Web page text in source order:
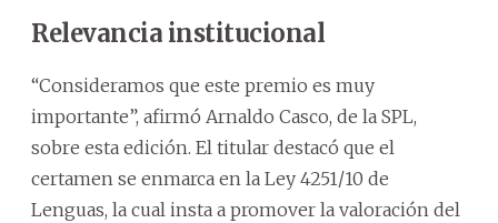
Relevancia institucional
“Consideramos que este premio es muy
importante”, afirmó Arnaldo Casco, de la SPL,
sobre esta edición. El titular destacó que el
certamen se enmarca en la Ley 4251/10 de
Lenguas, la cual insta a promover la valoración del